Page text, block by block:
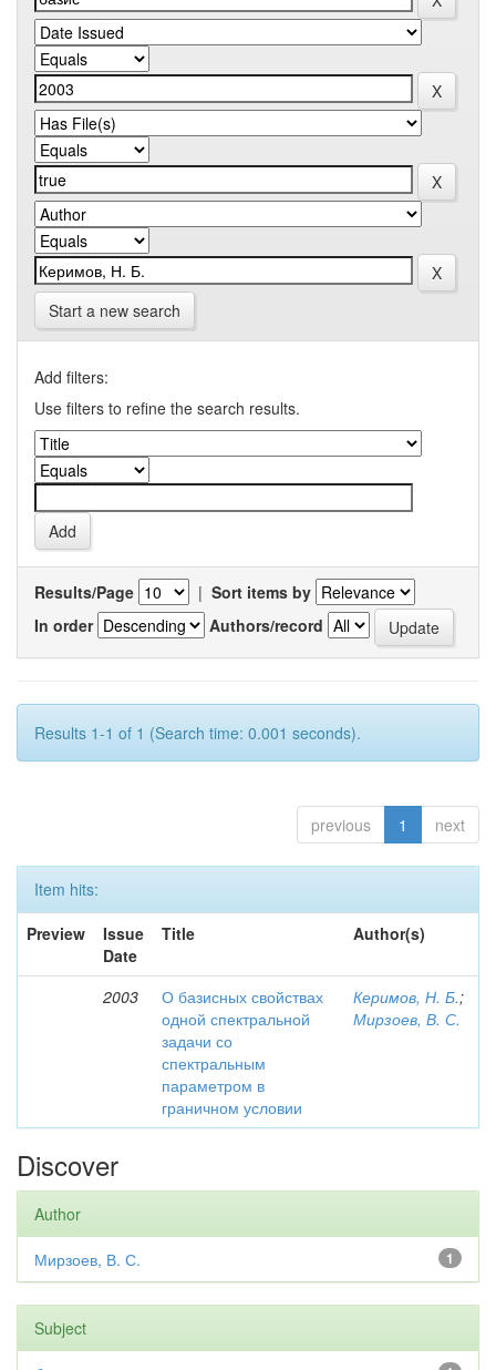
Start a new search
Add filters:
Use filters to refine the search results.
Results/Page | Sort items by
In order
Authors/record
Results 1-1 of 1 (Search time: 0.001 seconds).
previous 1 next
Item hits:
Preview
Issue
Date
Title Author(s)
2003
О базисных свойствах
одной спектральной
задачи со
спектральным
параметром в
граничном условии
Керимов, Н. Б.;
Мирзоев, В. С.
Discover
Author
1
Мирзоев, В. С.
Subject